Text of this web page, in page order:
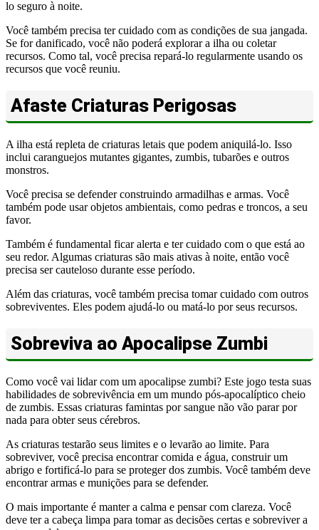
lo seguro à noite.
Você também precisa ter cuidado com as condições de sua jangada.
Se for danificado, você não poderá explorar a ilha ou coletar
recursos. Como tal, você precisa repará-lo regularmente usando os
recursos que você reuniu.
Afaste Criaturas Perigosas
A ilha está repleta de criaturas letais que podem aniquilá-lo. Isso
inclui caranguejos mutantes gigantes, zumbis, tubarões e outros
monstros.
Você precisa se defender construindo armadilhas e armas. Você
também pode usar objetos ambientais, como pedras e troncos, a seu
favor.
Também é fundamental ficar alerta e ter cuidado com o que está ao
seu redor. Algumas criaturas são mais ativas à noite, então você
precisa ser cauteloso durante esse período.
Além das criaturas, você também precisa tomar cuidado com outros
sobreviventes. Eles podem ajudá-lo ou matá-lo por seus recursos.
Sobreviva ao Apocalipse Zumbi
Como você vai lidar com um apocalipse zumbi? Este jogo testa suas
habilidades de sobrevivência em um mundo pós-apocalíptico cheio
de zumbis. Essas criaturas famintas por sangue não vão parar por
nada para obter seus cérebros.
As criaturas testarão seus limites e o levarão ao limite. Para
sobreviver, você precisa encontrar comida e água, construir um
abrigo e fortificá-lo para se proteger dos zumbis. Você também deve
encontrar armas e munições para se defender.
O mais importante é manter a calma e pensar com clareza. Você
deve ter a cabeça limpa para tomar as decisões certas e sobreviver a